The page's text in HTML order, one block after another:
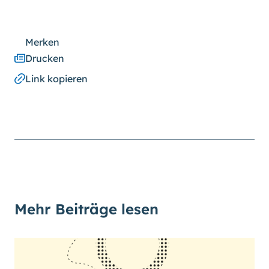
Merken
Drucken
Link kopieren
Mehr Beiträge lesen